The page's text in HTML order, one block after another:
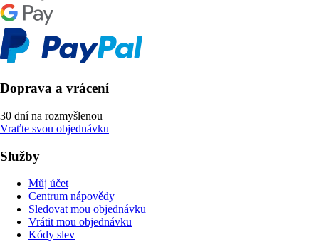
Doprava a vrácení
30 dní na rozmyšlenou
Vraťte svou objednávku
Služby
Můj účet
Centrum nápovědy
Sledovat mou objednávku
Vrátit mou objednávku
Kódy slev